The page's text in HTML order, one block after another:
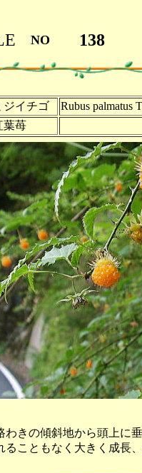
NO 138
ジイチゴ
Rubus palmatus
葉苺
きの傾斜地から頭上に
ることもなく大きく成長